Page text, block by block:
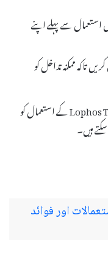
سے پہلے اپنے
تاکہ ممکنہ تداخل کو
ان احتیاطی تدابیر کی پیروی کرنے سے آپ Lophos Tablet کے استعمال کو
ہیں۔
اور فوائد